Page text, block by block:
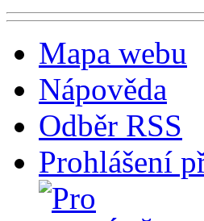
Mapa webu
Nápověda
Odběr RSS
Prohlášení